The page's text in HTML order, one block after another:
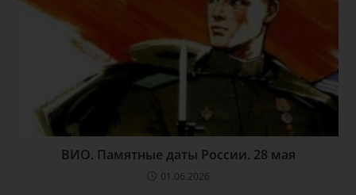
ВИО. Памятные даты России. 28 мая
01.06.2026